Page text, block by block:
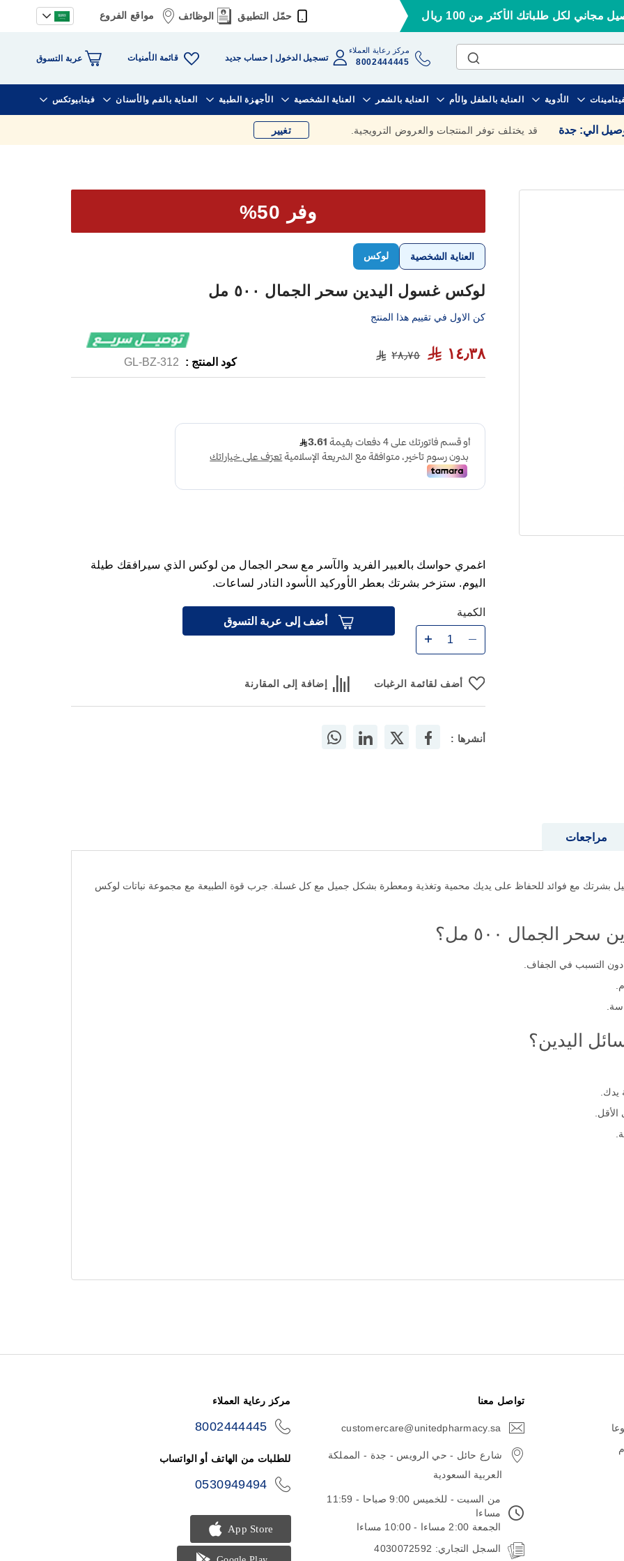
مجاني لكل طلباتك الأكثر من 100 ريال حمّل التطبيق الوظائف مواقع الفروع
مركز رعاية العملاء
8002444445 تسجيل الدخول حساب جديد قائمة الأمنيات عربة التسوق
الأدوية العناية بالطفل والأم العناية بالشعر العناية الشخصية الأجهزة الطبية العناية بالفم والأسنان فيتابيوتكس
الي: جدة قد يختلف توفر المنتجات والعروض الترويجية. تغيير
وفر 50%
العناية الشخصية لوكس
لوكس غسول اليدين سحر الجمال ٥٠٠ مل
كن الاول في تقييم هذا المنتج
١٤٫٣٨ ٢٨٫٧٥
كود المنتج : GL-BZ-312
اغمري حواسك بالعبير الفريد والآسر مع سحر الجمال من لوكس الذي سيرافقك طيلة
اليوم. ستزخر بشرتك بعطر الأوركيد الأسود النادر لساعات.
الكمية
أضف إلى عربة التسوق
أضف لقائمة الرغبات إضافة إلى المقارنة
أنشرها :
بشرتك مع فوائد للحفاظ على يديك محمية وتغذية ومعطرة بشكل جميل مع كل غسلة. جرب قوة الطبيعة مع مجموعة نباتات لوكس
الجمال ٥٠٠ مل؟
التسبب في الجفاف.
اليدين؟
يدك.
مراجعات
تواصل معنا
customercare@unitedpharmacy.sa
شارع حائل - حي الرويس - جدة - المملكة
العربية السعودية
من السبت - للخميس 9:00 صباحا - 11:59
مساءا
الجمعة 2:00 مساءا - 10:00 مساءا
السجل التجاري: 4030072592
مركز رعاية العملاء
8002444445
للطلبات من الهاتف أو الواتساب
0530949494